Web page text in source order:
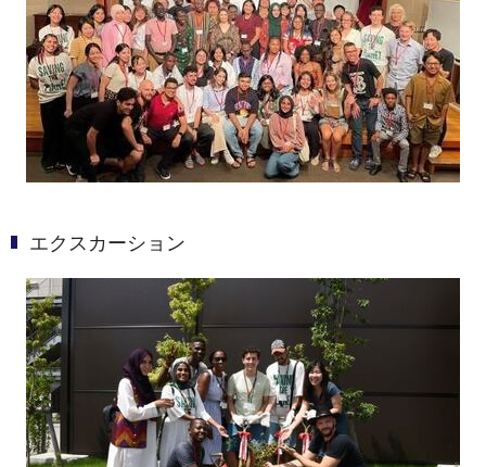
エクスカーション